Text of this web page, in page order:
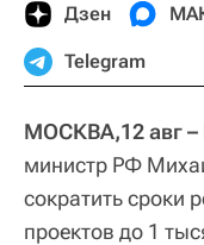
Дзен
Telegram
МОСКВА,12 авг
министр РФ
сократить сроки
проектов до 1